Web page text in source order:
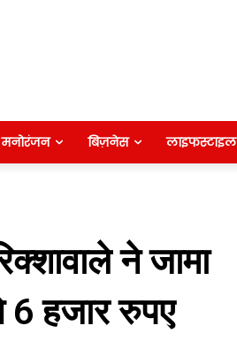
मनोरंजन बिज़नेस लाइफस्टाइल
ने जामा
हजार रुपए